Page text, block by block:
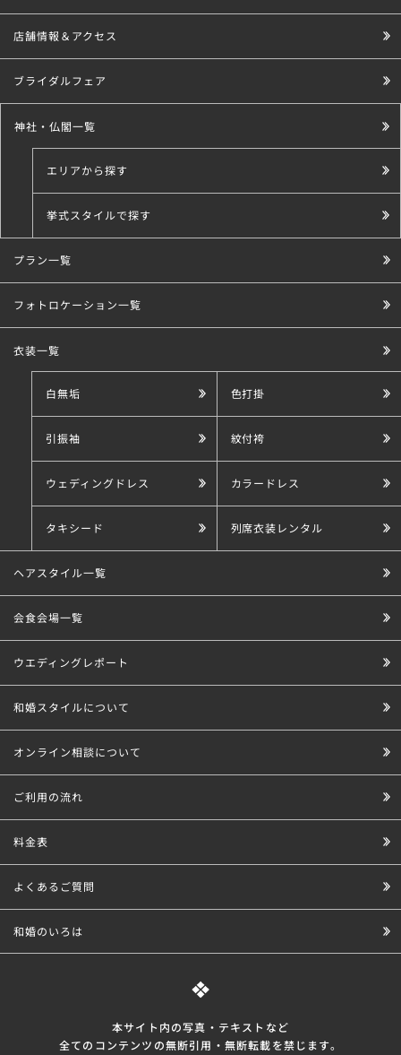
店舗情報＆アクセス
ブライダルフェア
神社・仏閣一覧
エリアから探す
挙式スタイルで探す
こだわり条件で探す
プラン一覧
フォトロケーション一覧
衣装一覧
白無垢 色打掛
引振袖 紋付袴
ウェディングドレス カラードレス
タキシード 列席衣装レンタル
ヘアスタイル一覧
会食会場一覧
ウエディングレポート
和婚スタイルについて
オンライン相談について
ご利用の流れ
料金表
よくあるご質問
和婚のいろは
本サイト内の写真・テキストなど
全てのコンテンツの無断引⽤・無断転載を禁じます。